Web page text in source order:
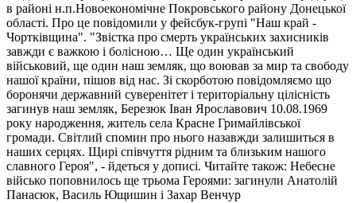
в районі н.п.Новоекономічне Покровського району Донецької
області. Про це повідомили у фейсбук-групі "Наш край -
Чортківщина". "Звістка про смерть українських захисників
завжди є важкою і болісною… Ще один український
військовий, ще один наш земляк, що воював за мир та свободу
нашої країни, пішов від нас. Зі скорботою повідомляємо що
боронячи державний суверенітет і територіальну цілісність
загинув наш земляк, Березюк Іван Ярославович 10.08.1969
року народження, житель села Красне Гримайлівської
громади. Світлий спомин про нього назавжди залишиться в
наших серцях. Щирі співчуття рідним та близьким нашого
славного Героя", - йдеться у дописі. Читайте також: Небесне
військо поповнилось ще трьома Героями: загинули Анатолій
Панасюк, Василь Ющишин і Захар Венчур